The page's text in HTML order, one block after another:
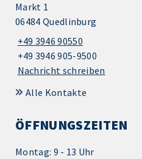
Markt 1
06484 Quedlinburg
+49 3946 90550
+49 3946 905-9500
Nachricht schreiben
Alle Kontakte
ÖFFNUNGSZEITEN
Montag: 9 - 13 Uhr